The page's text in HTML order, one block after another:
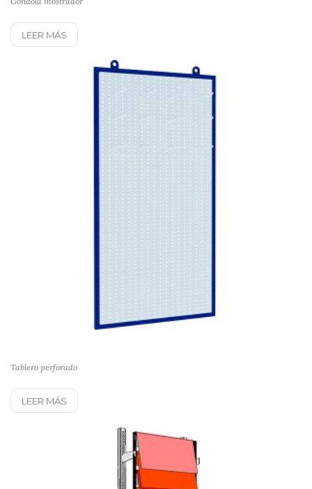
LEER MÁS
Tablero perforado
LEER MÁS